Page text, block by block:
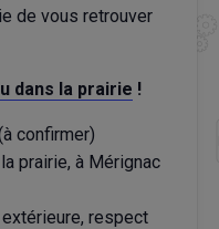
de vous retrouver
dans la prairie !
confirmer)
prairie, à Mérignac
respect